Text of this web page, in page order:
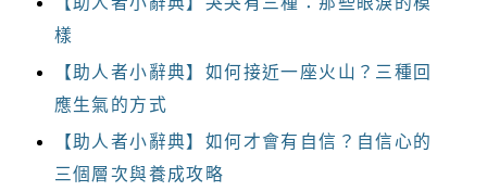
樣
【助人者小辭典】如何接近一座火山？三種回
應生氣的方式
【助人者小辭典】如何才會有自信？自信心的
三個層次與養成攻略